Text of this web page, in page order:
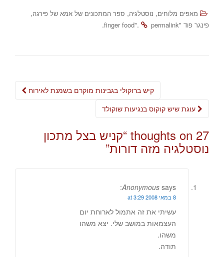
מאפים מלוחים, נוסטלגיה, ספר המתכונים של אמא של פירגה,
פינגר פוד "finger food" . permalink
.
Post
קיש ברוקולי בגבינות מוקרם בשמנת לאירוח
27 thoughts on “ קניש בצל מתכון
נוסטלגיה מזה דורות”
Anonymous says:
8 במאי 2008 at 3:29
עשיתי את זה אתמול לארוחת יום
העצמאות במושב שלי. יצא משהו
משהו.
תודה.